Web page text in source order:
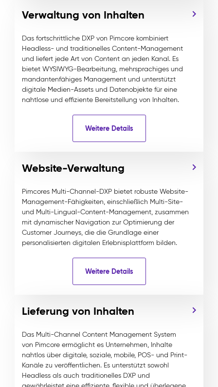
Verwaltung von Inhalten
Das fortschrittliche DXP von Pimcore kombiniert
Headless- und traditionelles Content-Management
und liefert jede Art von Content an jeden Kanal. Es
bietet WYSIWYG-Bearbeitung, mehrsprachiges und
mandantenfähiges Management und unterstützt
digitale Medien-Assets und Datenobjekte für eine
nahtlose und effiziente Bereitstellung von Inhalten.
Weitere Details
Website-Verwaltung
Pimcores Multi-Channel-DXP bietet robuste Website-
Management-Fähigkeiten, einschließlich Multi-Site-
und Multi-Lingual-Content-Management, zusammen
mit dynamischer Navigation zur Optimierung der
Customer Journeys, die die Grundlage einer
personalisierten digitalen Erlebnisplattform bilden.
Weitere Details
Lieferung von Inhalten
Das Multi-Channel Content Management System
von Pimcore ermöglicht es Unternehmen, Inhalte
nahtlos über digitale, soziale, mobile, POS- und Print-
Kanäle zu veröffentlichen. Es unterstützt sowohl
Headless als auch traditionelles DXP und